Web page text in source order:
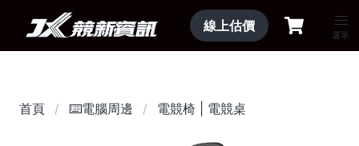
線上估價
選單
首頁 ⌨️電腦周邊 電競椅 | 電競桌